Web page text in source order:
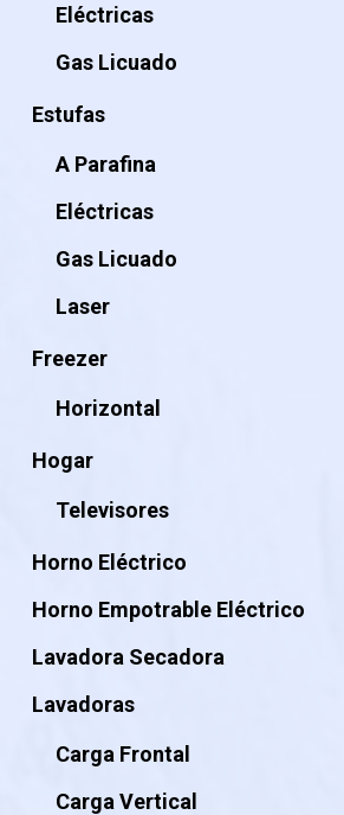
Eléctricas
Gas Licuado
Estufas
A Parafina
Eléctricas
Gas Licuado
Laser
Freezer
Horizontal
Hogar
Televisores
Horno Eléctrico
Horno Empotrable Eléctrico
Lavadora Secadora
Lavadoras
Carga Frontal
Carga Vertical